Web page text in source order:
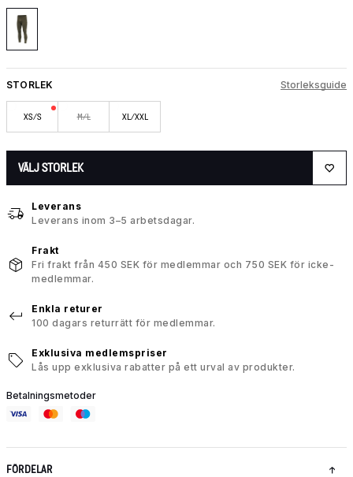
STORLEK Storleksguide
XS/S M/L XL/XXL
VÄLJ STORLEK
Leverans
Leverans inom 3–5 arbetsdagar.
Frakt
Fri frakt från 450 SEK för medlemmar och 750 SEK för icke-
medlemmar.
Enkla returer
100 dagars returrätt för medlemmar.
Exklusiva medlemspriser
Lås upp exklusiva rabatter på ett urval av produkter.
Betalningsmetoder
FÖRDELAR